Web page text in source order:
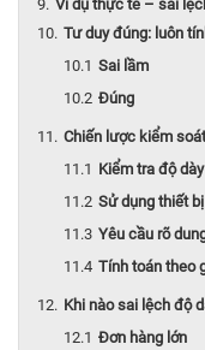
Ví dụ thực tế – sai
Tư duy đúng: luôn
Sai lầm
Đúng
Chiến lược kiểm
Kiểm tra độ
Sử dụng thiết
Yêu cầu rõ
Tính toán theo
Khi nào sai lệch độ
Đơn hàng lớn